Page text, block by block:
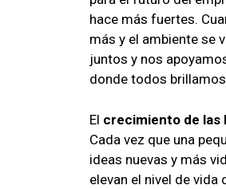
hace más fuertes.
más y el ambiente se
juntos y nos
donde todos
El crecimiento de las
Cada vez que una
ideas nuevas y más
elevan el nivel de